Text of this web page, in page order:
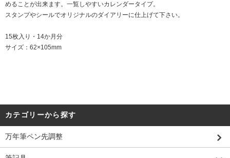
めることが出来ます。一覧しやすいカレンダータイプ。
スタンプやシールでオリジナルのダイアリーに仕上げて下さい。
15枚入り・14か月分
サイズ：62×105mm
カテゴリーから探す
万年筆ペン先調整